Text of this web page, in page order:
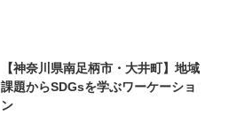
【神奈川県南足柄市・大井町】地域
課題からSDGsを学ぶワーケーショ
ン